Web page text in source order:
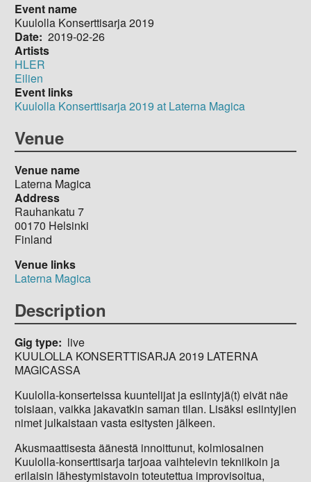
Event name
Kuulolla Konserttisarja 2019
Date 2019-02-26
Artists
HLER
Eilien
Event links
Kuulolla Konserttisarja 2019 at Laterna Magica
Venue
Venue name
Laterna Magica
Address
Rauhankatu 7
00170 Helsinki
Finland
Venue links
Laterna Magica
Description
Gig type
live
KUULOLLA KONSERTTISARJA 2019 LATERNA
MAGICASSA
Kuulolla-konserteissa kuuntelijat ja esiintyjä(t) eivät näe
toisiaan, vaikka jakavatkin saman tilan. Lisäksi esiintyjien
nimet julkaistaan vasta esitysten jälkeen.
Akusmaattisesta äänestä innoittunut, kolmiosainen
Kuulolla-konserttisarja tarjoaa vaihtelevin tekniikoin ja
erilaisin lähestymistavoin toteutettua improvisoitua,